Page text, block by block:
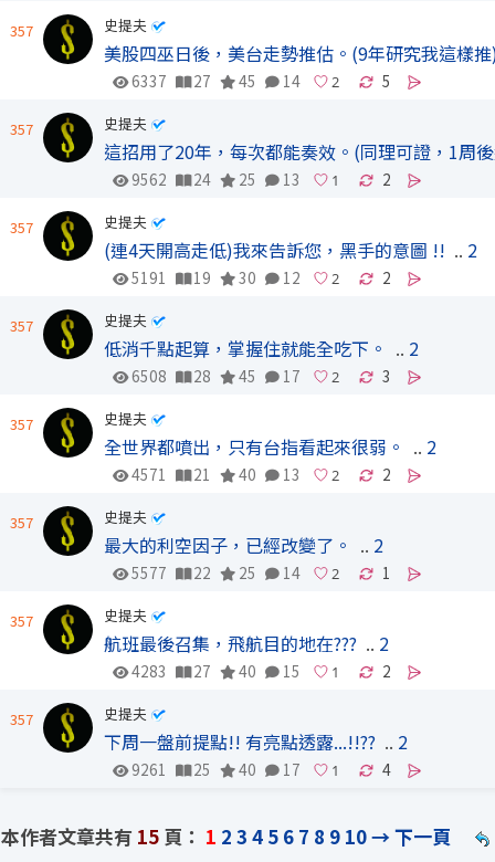
357 史提夫
美股四巫日後，美台走勢推估。(9年研究我這樣
6337 27 45 14 5
357 史提夫
這招用了20年，每次都能奏效。(同理可證，1周
9562 24 25 13 2
357 史提夫
(連4天開高走低)我來告訴您，黑手的意圖 !! .. 2
5191 19 30 12 2
357 史提夫
低消千點起算，掌握住就能全吃下。 .. 2
6508 28 45 17 3
357 史提夫
全世界都噴出，只有台指看起來很弱。 .. 2
4571 21 40 13 2
357 史提夫
最大的利空因子，已經改變了。 .. 2
5577 22 25 14 1
357 史提夫
航班最後召集，飛航目的地在??? .. 2
4283 27 40 15 2
357 史提夫
下周一盤前提點!! 有亮點透露...!!?? .. 2
9261 25 40 17 4
本作者文章共有 15 頁： 1 2 3 4 5 6 7 8 9 10→ 下一頁